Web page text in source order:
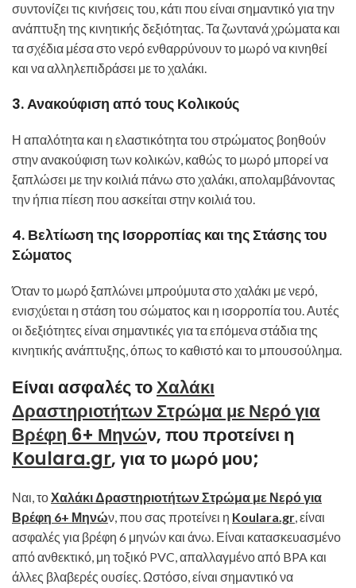
συντονίζει τις κινήσεις του, κάτι που είναι σημαντικό για την
ανάπτυξη της κινητικής δεξιότητας. Τα ζωντανά χρώματα και
τα σχέδια μέσα στο νερό ενθαρρύνουν το μωρό να κινηθεί
και να αλληλεπιδράσει με το χαλάκι.
3.Ανακούφιση από τους Κολικούς
Η απαλότητα και η ελαστικότητα του στρώματος βοηθούν
στην ανακούφιση των κολικών, καθώς το μωρό μπορεί να
ξαπλώσει με την κοιλιά πάνω στο χαλάκι, απολαμβάνοντας
την ήπια πίεση που ασκείται στην κοιλιά του.
4. Βελτίωση της Ισορροπίας και της Στάσης του
Σώματος
Όταν το μωρό ξαπλώνει μπρούμυτα στο χαλάκι με νερό,
ενισχύεται η στάση του σώματος και η ισορροπία του. Αυτές
οι δεξιότητες είναι σημαντικές για τα επόμενα στάδια της
κινητικής ανάπτυξης, όπως το καθιστό και το μπουσούλημα.
Είναι ασφαλές τοΧαλάκι
Δραστηριοτήτων Στρώμα με Νερό για
Βρέφη 6+ Μηνών, που προτείνει η
Koulara.gr, για το μωρό μου;
Ναι, τοΧαλάκι Δραστηριοτήτων Στρώμα με Νερό για
Βρέφη 6+ Μηνών, που σας προτείνει η Koulara.gr, είναι
ασφαλές για βρέφη 6 μηνών και άνω. Είναι κατασκευασμένο
από ανθεκτικό, μη τοξικό PVC, απαλλαγμένο από BPA και
άλλες βλαβερές ουσίες. Ωστόσο, είναι σημαντικό να